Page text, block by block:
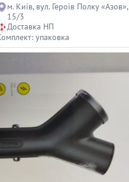
м. Київ, вул. Героїв Полку «Азов»,
15/3
Доставка НП
упаковка